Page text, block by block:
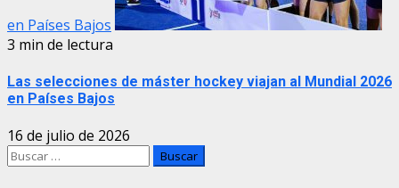
en Países Bajos
3 min de lectura
Las selecciones de máster hockey viajan al Mundial 2026
en Países Bajos
16 de julio de 2026
Buscar: